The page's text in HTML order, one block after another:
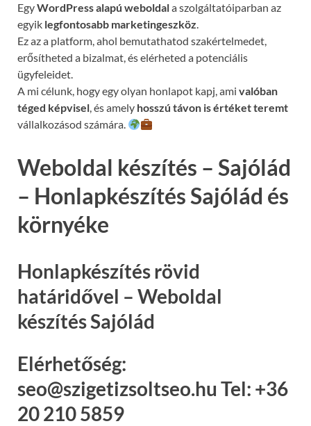
EgyWordPress alapú weboldala szolgáltatóiparban az
egyik legfontosabb marketingeszköz.
Ez az a platform, ahol bemutathatod szakértelmedet,
erősítheted a bizalmat, és elérheted a potenciális
ügyfeleidet.
A mi célunk, hogy egy olyan honlapot kapj, ami valóban
téged képvisel, és amely hosszú távon is értéket teremt
vállalkozásod számára.
Weboldal készítés – Sajólád
– Honlapkészítés Sajólád és
környéke
Honlapkészítés rövid
határidővel – Weboldal
készítés Sajólád
Elérhetőség:
seo@szigetizsoltseo.hu Tel: +36
20 210 5859